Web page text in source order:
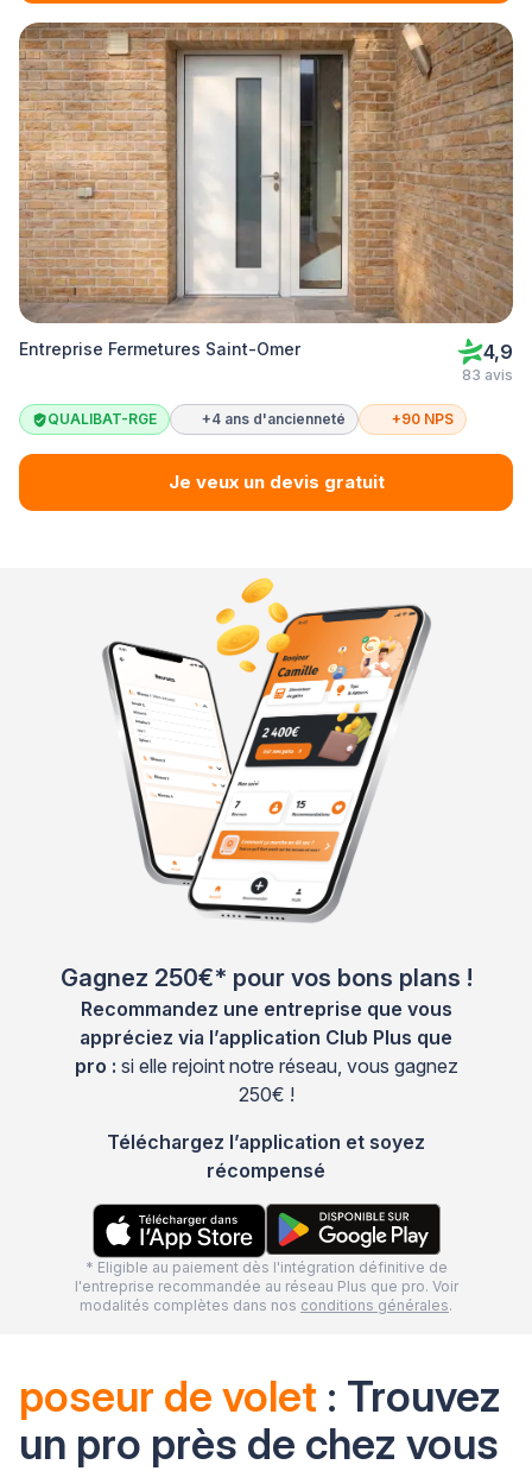
Entreprise Fermetures Saint-Omer 4,9
83 avis
QUALIBAT-RGE +4 ans d'ancienneté +90 NPS
Je veux un devis gratuit
Gagnez 250€* pour vos bons plans !
Recommandez une entreprise que vous
appréciez via l’application Club Plus que
pro : si elle rejoint notre réseau, vous gagnez
250€ !
Téléchargez l’application et soyez
récompensé
* Eligible au paiement dès l'intégration définitive de
l'entreprise recommandée au réseau Plus que pro. Voir
modalités complètes dans nos conditions générales.
poseur de volet : Trouvez
un pro près de chez vous